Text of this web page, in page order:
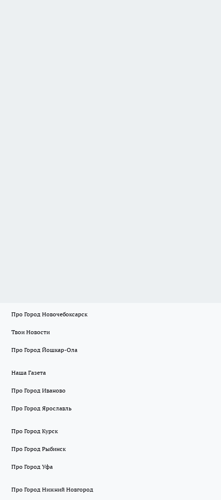
Про Город Новочебоксарск
Твои Новости
Про Город Йошкар-Ола
Наша Газета
Про Город Иваново
Про Город Ярославль
Про Город Курск
Про Город Рыбинск
Про Город Уфа
Про Город Нижний Новгород